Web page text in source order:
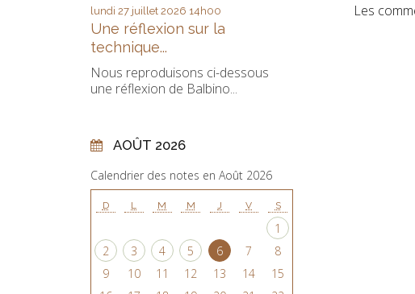
lundi 27 juillet 2026 14h00
Une réflexion sur la
technique...
Nous reproduisons ci-dessous
une réflexion de Balbino...
AOÛT 2026
Calendrier des notes en Août 2026
D L M M J V S
1
2
3 4 5 6 7
8
9
10 11 12 13 14
15
Les